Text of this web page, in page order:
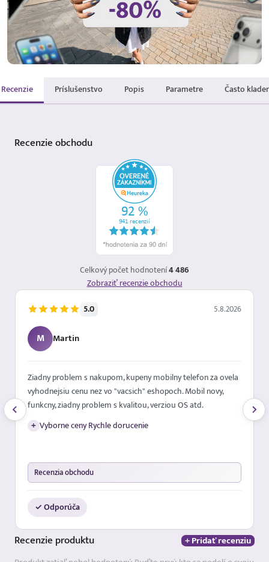
Recenzie Príslušenstvo Popis Parametre Často
Recenzieobchodu
Celkový počet hodnotení4 486
Zobraziť recenzie obchodu
5.0 5.8.2026
M Martin
Ziadny problem s nakupom, kupeny mobilny telefon za ovela
vyhodnejsiu cenu nez vo "vacsich" eshopoch. Mobil novy,
funkcny, ziadny problem s kvalitou, verziou OS atd.
+ Vyborne ceny Rychle dorucenie
Recenzia obchodu
✓ Odporúča
Recenzie produktu
+ Pridať recenziu